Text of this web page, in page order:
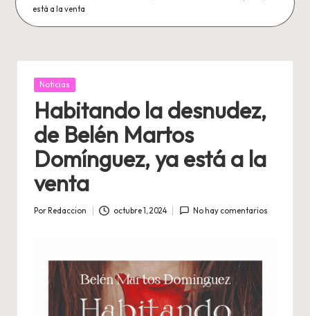
está a la venta
Publicada
Noticias
Habitando la desnudez,
de Belén Martos
Domínguez, ya está a la
venta
Por Redaccion octubre 1, 2024 No hay comentarios